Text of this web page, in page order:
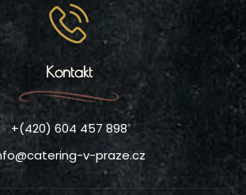
Kontakt
+(420) 604 457 898
v-praze.cz